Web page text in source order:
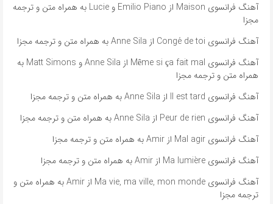
آهنگ فرانسوی Maison از Emilio Piano و Lucie به همراه متن و ترجمه
مجزا
آهنگ فرانسوی Congé de toi از Anne Sila به همراه متن و ترجمه مجزا
آهنگ فرانسوی Même si ça fait mal از Anne Sila و Matt Simons به
همراه متن و ترجمه مجزا
آهنگ فرانسوی Il est tard از Anne Sila به همراه متن و ترجمه مجزا
آهنگ فرانسوی Peur de rien از Anne Sila به همراه متن و ترجمه مجزا
آهنگ فرانسوی Mal agir از Amir به همراه متن و ترجمه مجزا
آهنگ فرانسوی Ma lumière از Amir به همراه متن و ترجمه مجزا
آهنگ فرانسوی Ma vie, ma ville, mon monde از Amir به همراه متن و
ترجمه مجزا